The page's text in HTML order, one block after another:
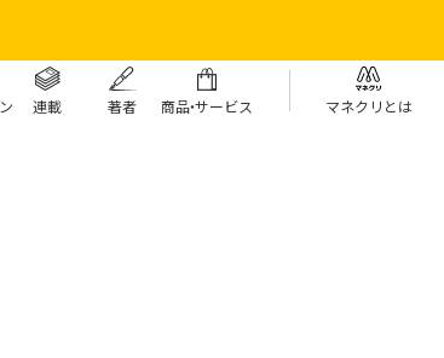
連載 著者 商品・サービス マネクリとは